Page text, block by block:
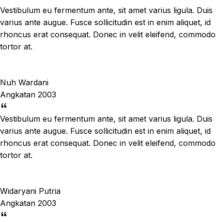
Vestibulum eu fermentum ante, sit amet varius ligula. Duis
varius ante augue. Fusce sollicitudin est in enim aliquet, id
rhoncus erat consequat. Donec in velit eleifend, commodo
tortor at.
Nuh Wardani
Angkatan 2003
Vestibulum eu fermentum ante, sit amet varius ligula. Duis
varius ante augue. Fusce sollicitudin est in enim aliquet, id
rhoncus erat consequat. Donec in velit eleifend, commodo
tortor at.
Widaryani Putria
Angkatan 2003